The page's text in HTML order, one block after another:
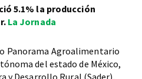
5.1% la producción
La Jornada
Panorama Agroalimentario
del estado de México,